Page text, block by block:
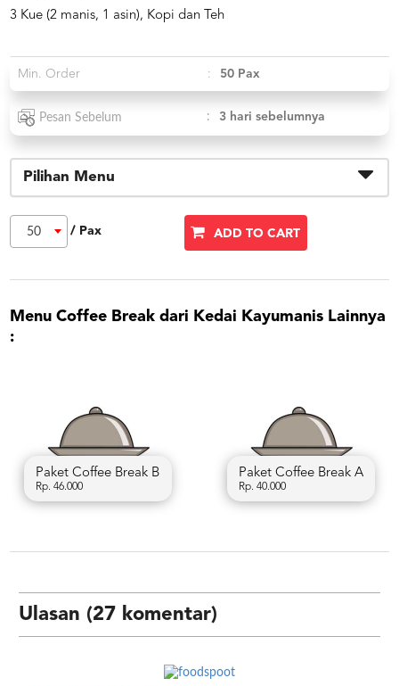
LOGIN
DAFTAR
3 Kue (2 manis, 1 asin), Kopi dan Teh
Min. Order : 50 Pax
Pesan Sebelum : 3 hari sebelumnya
Pilihan Menu
50 / Pax ADD TO CART
Menu Coffee Break dari Kedai Kayumanis Lainnya
:
Paket Coffee Break B
Rp. 46.000
Paket Coffee Break A
Rp. 40.000
Ulasan (27 komentar)